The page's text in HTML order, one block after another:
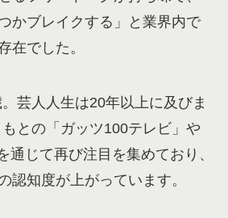
かブレイクする」と業界内で
在でした。
芸人人生は20年以上に及びま
との「ガッツ100テレビ」や
通じて再び注目を集めており、
認知度が上がっています。